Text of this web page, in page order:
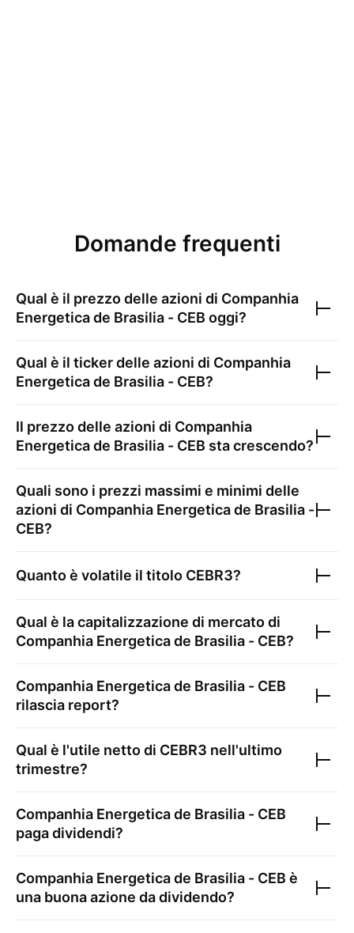
Domande frequenti
Qual è il prezzo delle azioni di Companhia
Energetica de Brasilia - CEB oggi?
Qual è il ticker delle azioni di Companhia
Energetica de Brasilia - CEB?
Il prezzo delle azioni di Companhia
Energetica de Brasilia - CEB sta crescendo?
Quali sono i prezzi massimi e minimi delle
azioni di Companhia Energetica de Brasilia -
CEB?
Quanto è volatile il titolo CEBR3?
Qual è la capitalizzazione di mercato di
Companhia Energetica de Brasilia - CEB?
Companhia Energetica de Brasilia - CEB
rilascia report?
Qual è l'utile netto di CEBR3 nell'ultimo
trimestre?
Companhia Energetica de Brasilia - CEB
paga dividendi?
Companhia Energetica de Brasilia - CEB è
una buona azione da dividendo?